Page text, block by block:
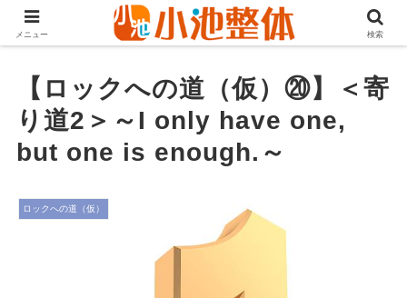
ＪＲ山手線高田馬場駅より徒歩3分・早稲田・新大久保からも至近
【ロックへの道（仮）⑳】＜寄
り道2＞～I only have one,
but one is enough.～
ロックへの道（仮）
メニュー 検索